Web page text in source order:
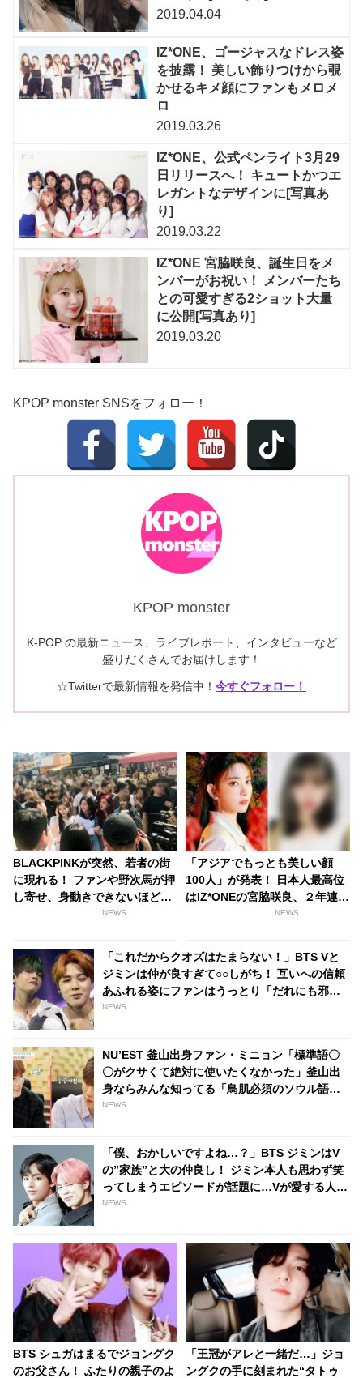
2019.04.04
IZ*ONE、ゴージャスなドレス姿
を披露！ 美しい飾りつけから覗
かせるキメ顔にファンもメロメ
ロ
2019.03.26
IZ*ONE、公式ペンライト3月29
日リリースへ！ キュートかつエ
レガントなデザインに[写真あ
り]
2019.03.22
IZ*ONE 宮脇咲良、誕生日をメ
ンバーがお祝い！ メンバーたち
との可愛すぎる2ショット大量
に公開[写真あり]
2019.03.20
KPOP monster SNSをフォロー！
KPOP monster
K-POP の最新ニュース、ライブレポート、インタビューなど
盛りだくさんでお届けします！
☆Twitterで最新情報を発信中！ 今すぐフォロー！
BLACKPINKが突然、若者の街
に現れる！ ファンや野次馬が押
し寄せ、身動きできないほどの
NEWS
「アジアでもっとも美しい顔
100人」が発表！ 日本人最高位
はIZ*ONEの宮脇咲良、２年連続
で1位に輝いたのは・・
NEWS
「これだからクオズはたまらない！」BTS Vと
ジミンは仲が良すぎて○○しがち！ 互いへの信頼
あふれる姿にファンはうっとり「だれにも邪魔
できない2人だけの世界がある」
NEWS
NU’EST 釜山出身ファン・ミニョン「標準語〇
〇がクサくて絶対に使いたくなかった」釜山出
身ならみんな知ってる「鳥肌必須のソウル語」
とは？
NEWS
「僕、おかしいですよね…？」BTS ジミンはV
の”家族”と大の仲良し！ ジミン本人も思わず笑
ってしまうエピソードが話題に…Vが愛する人を
同じように愛するジミンの姿にファン感動
NEWS
BTS シュガはまるでジョングク
のお父さん！ ふたりの親子のよ
「王冠がアレと一緒だ…」ジョ
ングクの手に刻まれた“タトゥ